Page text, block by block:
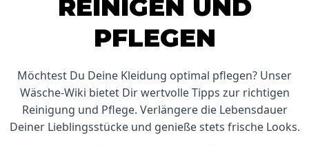
REINIGEN UND
PFLEGEN
Möchtest Du Deine Kleidung optimal pflegen? Unser
Wäsche-Wiki bietet Dir wertvolle Tipps zur richtigen
Reinigung und Pflege. Verlängere die Lebensdauer
Deiner Lieblingsstücke und genieße stets frische Looks.